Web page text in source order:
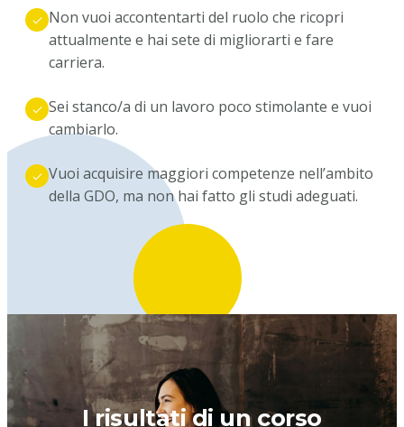
Non vuoi accontentarti del ruolo che ricopri
attualmente e hai sete di migliorarti e fare
carriera.
Sei stanco/a di un lavoro poco stimolante e vuoi
cambiarlo.
Vuoi acquisire maggiori competenze nell’ambito
della GDO, ma non hai fatto gli studi adeguati.
I risultati di un corso